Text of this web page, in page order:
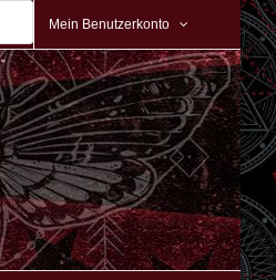
Mein Benutzerkonto